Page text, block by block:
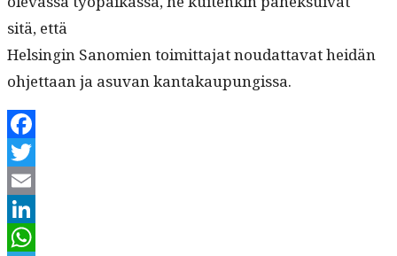
sitä, että
Helsin­gin Sanomien toimit­ta­jat nou­dat­ta­vat hei­dän
ohjet­taan ja asu­van kantakaupungissa.
Facebook
Twitter
Email
LinkedIn